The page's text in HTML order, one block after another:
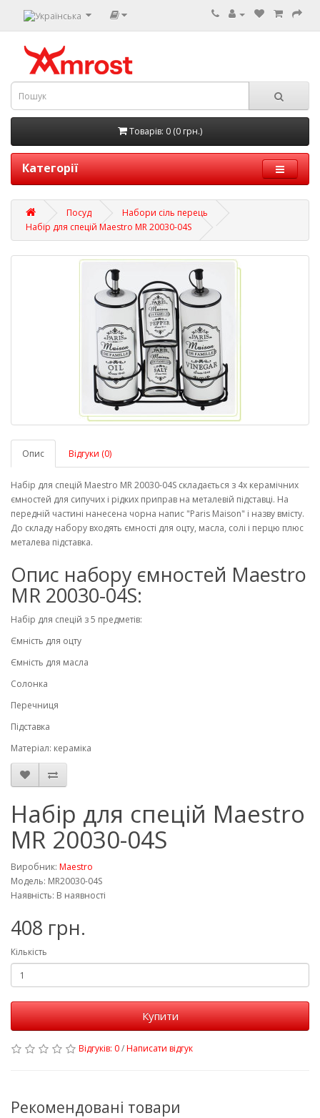
Товарів: 0 (0 грн.)
Категорії
Посуд
Набори сіль перець
Набір для спецій Maestro MR 20030-04S
Опис Відгуки (0)
Набір для спецій Maestro MR 20030-04S складається з 4х керамічних
ємностей для сипучих і рідких приправ на металевій підставці. На
передній частині нанесена чорна напис "Paris Maison" і назву вмісту.
До складу набору входять ємності для оцту, масла, солі і перцю плюс
металева підставка.
Опис набору ємностей Maestro
MR 20030-04S:
Набір для спецій з 5 предметів:
Ємність для оцту
Ємність для масла
Солонка
Перечниця
Підставка
Матеріал: кераміка
Набір для спецій Maestro
MR 20030-04S
Виробник: Maestro
Модель: MR20030-04S
Наявність: В наявності
408 грн.
Кількість
Купити
Відгуків: 0/Написати відгук
Рекомендовані товари